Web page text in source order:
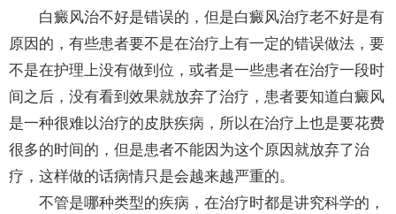
白癜风治不好是错误的，但是白癜风治疗老不好是有
原因的，有些患者要不是在治疗上有一定的错误做法，要
不是在护理上没有做到位，或者是一些患者在治疗一段时
间之后，没有看到效果就放弃了治疗，患者要知道白癜风
是一种很难以治疗的皮肤疾病，所以在治疗上也是要花费
很多的时间的，但是患者不能因为这个原因就放弃了治
疗，这样做的话病情只是会越来越严重的。
不管是哪种类型的疾病，在治疗时都是讲究科学的，